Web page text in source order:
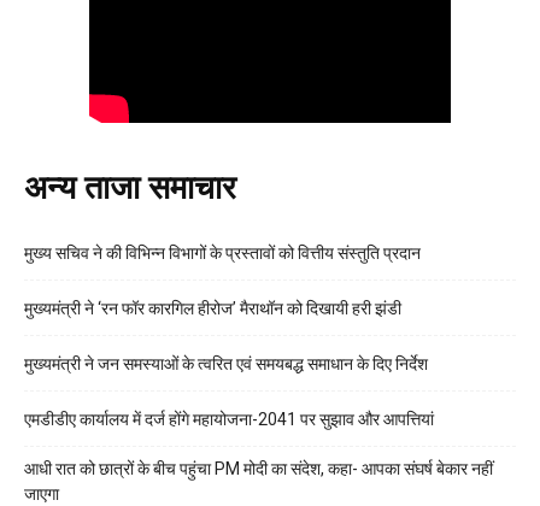
अन्य ताजा समाचार
मुख्य सचिव ने की विभिन्न विभागों के प्रस्तावों को वित्तीय संस्तुति प्रदान
मुख्यमंत्री ने ‘रन फॉर कारगिल हीरोज’ मैराथॉन को दिखायी हरी झंडी
मुख्यमंत्री ने जन समस्याओं के त्वरित एवं समयबद्ध समाधान के दिए निर्देश
एमडीडीए कार्यालय में दर्ज होंगे महायोजना-2041 पर सुझाव और आपत्तियां
आधी रात को छात्रों के बीच पहुंचा PM मोदी का संदेश, कहा- आपका संघर्ष बेकार नहीं
जाएगा